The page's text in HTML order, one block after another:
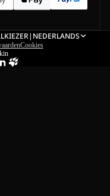
| NEDERLANDS
Cookies